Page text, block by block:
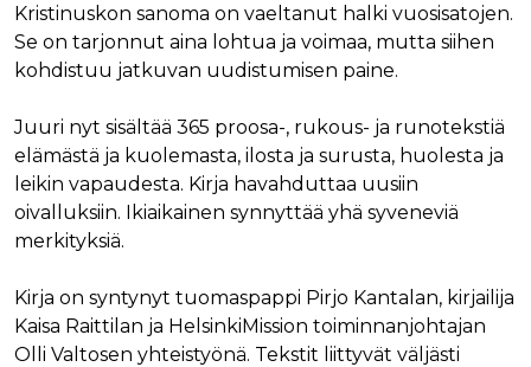
Kristinuskon sanoma on vaeltanut halki vuosisatojen.
Se on tarjonnut aina lohtua ja voimaa, mutta siihen
kohdistuu jatkuvan uudistumisen paine.
Juuri nyt sisältää 365 proosa-, rukous- ja runotekstiä
elämästä ja kuolemasta, ilosta ja surusta, huolesta ja
leikin vapaudesta. Kirja havahduttaa uusiin
oivalluksiin. Ikiaikainen synnyttää yhä syveneviä
merkityksiä.
Kirja on syntynyt tuomaspappi Pirjo Kantalan, kirjailija
Kaisa Raittilan ja HelsinkiMission toiminnanjohtajan
Olli Valtosen yhteistyönä. Tekstit liittyvät väljästi